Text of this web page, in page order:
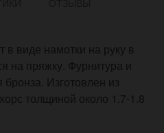
виде намотки на руку в
на пряжку. Фурнитура и
бронза. Изготовлен из
толщиной около 1.7-1.8